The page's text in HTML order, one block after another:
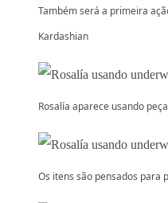
Também será a primeira
Kardashian
Rosalía aparece usando
Os itens são pensados para